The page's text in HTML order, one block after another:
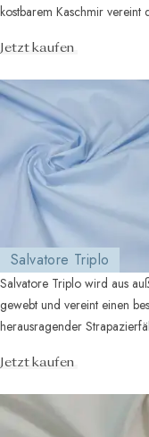
kostbarem Kaschmir
Jetzt kaufen
Salvatore Triplo
Salvatore Triplo wird aus außergewöhnlichen dreifädigen Garnen
gewebt und vereint einen
herausragender
Jetzt kaufen